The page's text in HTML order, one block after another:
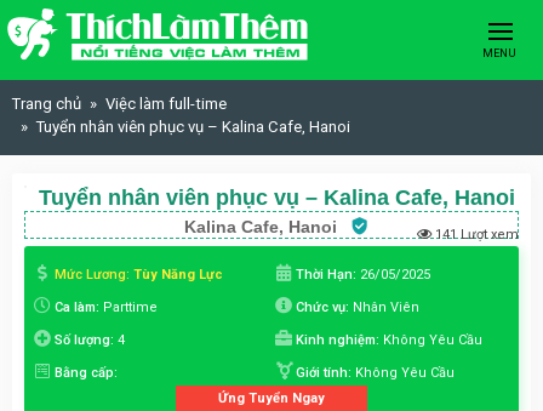
Skip to content
MENU
Trang chủ
Việc làm full-time
Tuyển nhân viên phục vụ – Kalina Cafe, Hanoi
Tuyển nhân viên phục vụ – Kalina Cafe, Hanoi
Kalina Cafe, Hanoi 141 Lượt xem
Mức Lương: Tùy Năng Lực Thời Hạn: 26/05/2025
Ca làm: Parttime Chức vụ: Nhân Viên
Số lượng: 4 Kinh nghiệm: Không Yêu Cầu
Bằng cấp: Giới tính: Không Yêu Cầu
Ứng Tuyển Ngay